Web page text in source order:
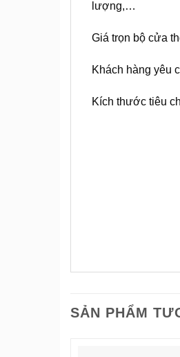
lượng,…
Giá trọn bộ cửa
Khách hàng yêu
Kích thước tiêu
SẢN PHẨM